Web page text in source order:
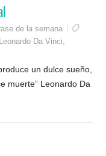
de la semana
Leonardo Da Vinci
un dulce sueño,
muerte” Leonardo Da